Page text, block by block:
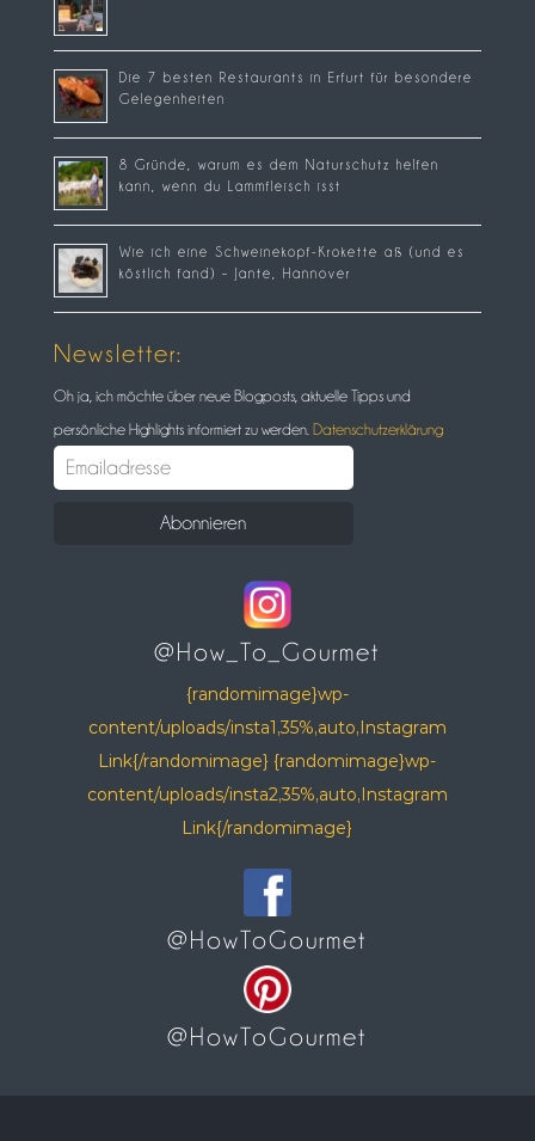
Die 7 besten Restaurants in Erfurt für besondere
Gelegenheiten
8 Gründe, warum es dem Naturschutz helfen
kann, wenn du Lammfleisch isst
Wie ich eine Schweinekopf-Krokette aß (und es
köstlich fand) – Jante, Hannover
Newsletter:
Oh ja, ich möchte über neue Blogposts, aktuelle Tipps und
persönliche Highlights informiert zu werden. Datenschutzerklärung
@How_To_Gourmet
{randomimage}wp-
content/uploads/insta1,35%,auto,Instagram
Link{/randomimage} {randomimage}wp-
content/uploads/insta2,35%,auto,Instagram
Link{/randomimage}
@HowToGourmet
@HowToGourmet